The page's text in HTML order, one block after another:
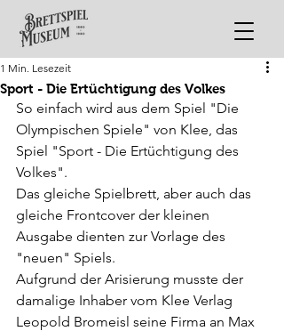
Sport - Die Ertüchtigung des Volkes
1 Min. Lesezeit
So einfach wird aus dem Spiel "Die
Olympischen Spiele" von Klee, das
Spiel "Sport - Die Ertüchtigung des
Volkes".
Das gleiche Spielbrett, aber auch das
gleiche Frontcover der kleinen
Ausgabe dienten zur Vorlage des
"neuen" Spiels.
Aufgrund der Arisierung musste der
damalige Inhaber vom Klee Verlag
Leopold Bromeisl seine Firma an Max